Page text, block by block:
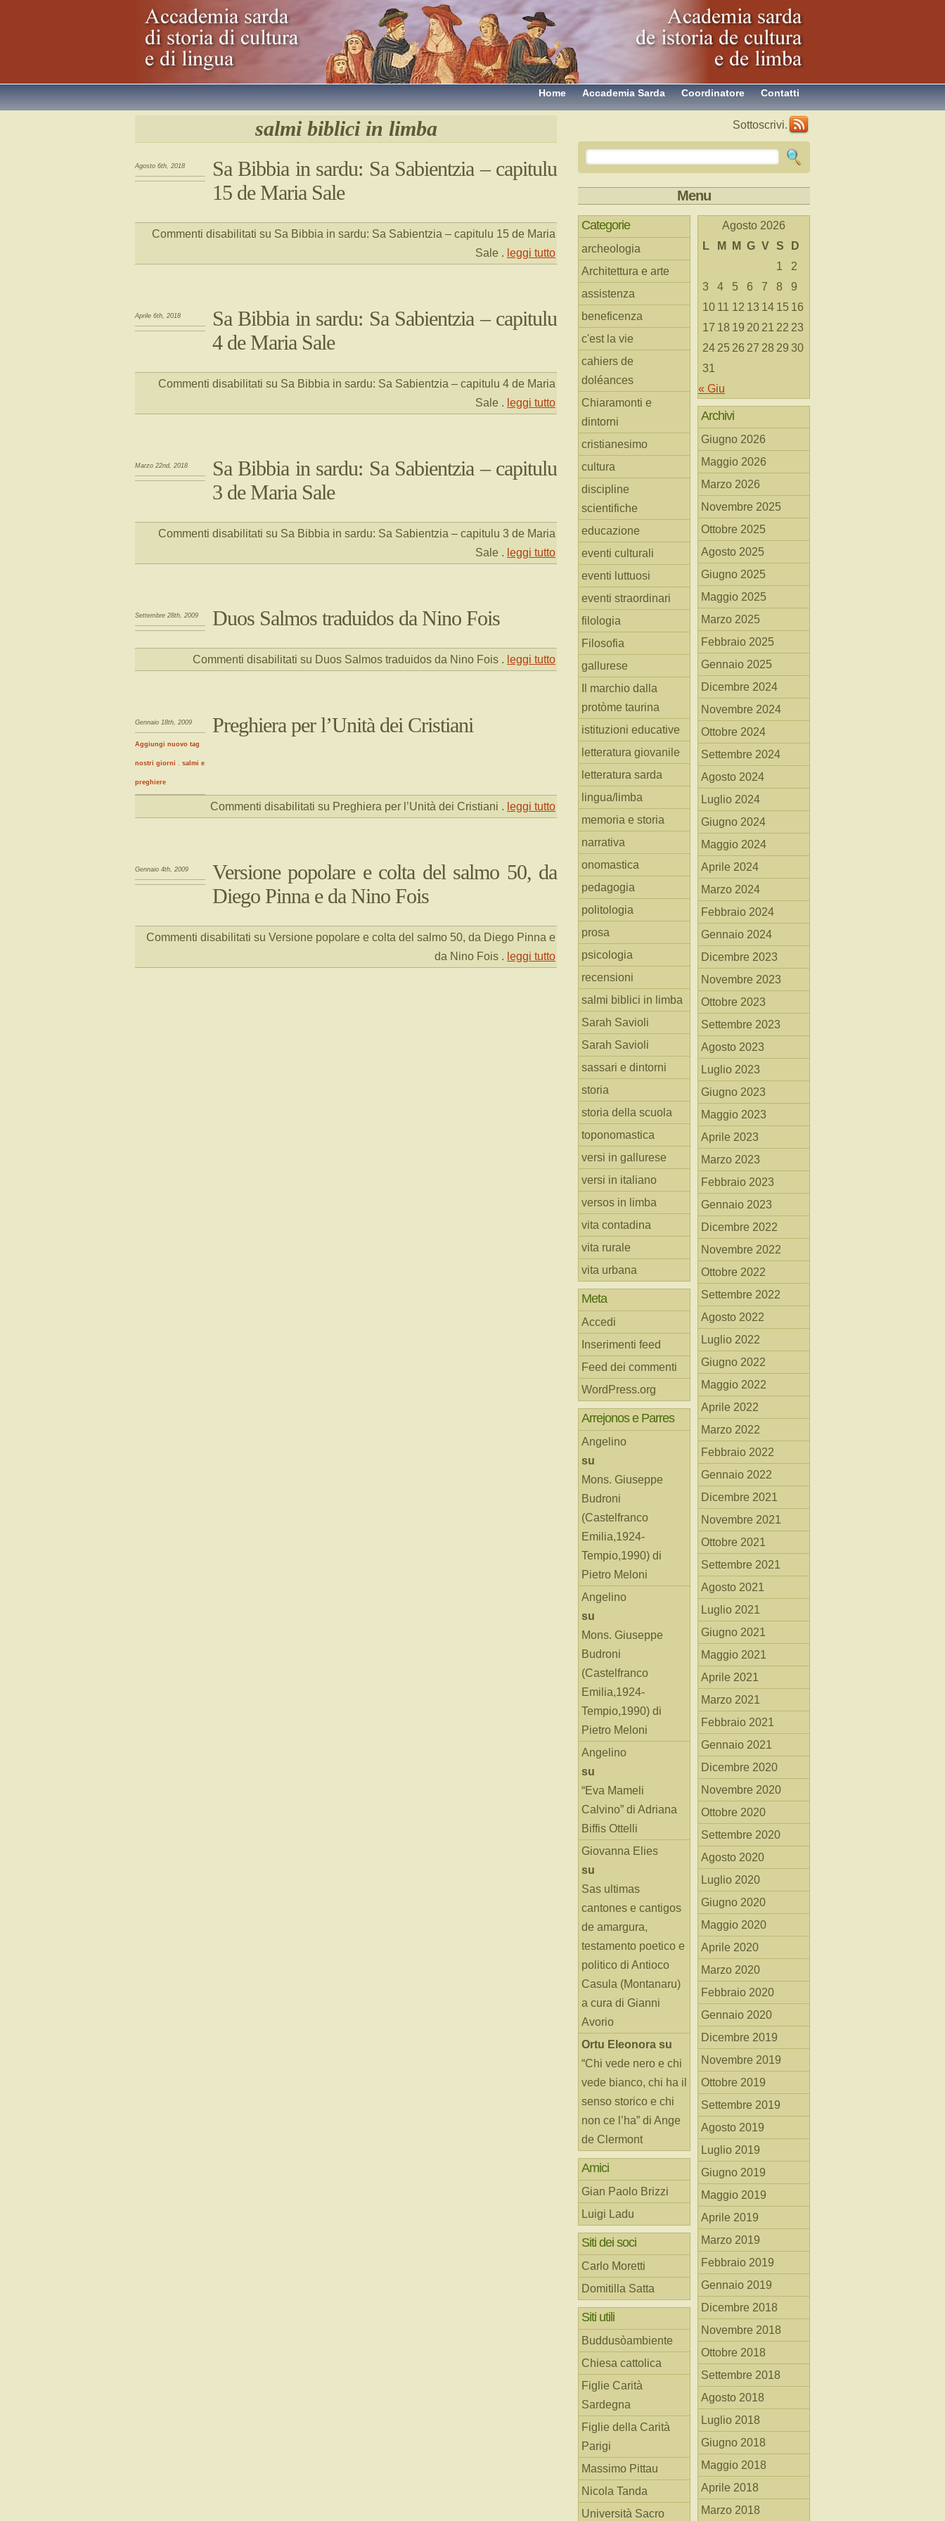
Contatti
Coordinatore
Accademia Sarda
Home
salmi biblici in limba
Agosto 6th, 2018
Sa Bibbia in sardu: Sa Sabientzia – capitulu
15 de Maria Sale
Commenti disabilitati su Sa Bibbia in sardu: Sa Sabientzia – capitulu 15 de Maria
Sale . leggi tutto
Aprile 6th, 2018
Sa Bibbia in sardu: Sa Sabientzia – capitulu
4 de Maria Sale
Commenti disabilitati su Sa Bibbia in sardu: Sa Sabientzia – capitulu 4 de Maria
Sale . leggi tutto
Marzo 22nd, 2018
Sa Bibbia in sardu: Sa Sabientzia – capitulu
3 de Maria Sale
Commenti disabilitati su Sa Bibbia in sardu: Sa Sabientzia – capitulu 3 de Maria
Sale . leggi tutto
Settembre 28th, 2009 Duos Salmos traduidos da Nino Fois
Commenti disabilitati su Duos Salmos traduidos da Nino Fois . leggi tutto
Gennaio 18th, 2009
Aggiungi nuovo tag
nostri giorni . salmi e
preghiere
Preghiera per l’Unità dei Cristiani
Commenti disabilitati su Preghiera per l’Unità dei Cristiani . leggi tutto
Gennaio 4th, 2009
Versione popolare e colta del salmo 50, da
Diego Pinna e da Nino Fois
Commenti disabilitati su Versione popolare e colta del salmo 50, da Diego Pinna e
da Nino Fois . leggi tutto
Sottoscrivi.
Menu
Categorie
archeologia
Architettura e arte
assistenza
beneficenza
c'est la vie
cahiers de
doléances
Chiaramonti e
dintorni
cristianesimo
cultura
discipline
scientifiche
educazione
eventi culturali
eventi luttuosi
eventi straordinari
filologia
Filosofia
gallurese
Il marchio dalla
protòme taurina
istituzioni educative
letteratura giovanile
letteratura sarda
lingua/limba
memoria e storia
narrativa
onomastica
pedagogia
politologia
prosa
psicologia
recensioni
salmi biblici in limba
Sarah Savioli
Sarah Savioli
sassari e dintorni
storia
storia della scuola
toponomastica
versi in gallurese
versi in italiano
versos in limba
vita contadina
vita rurale
vita urbana
Meta
Accedi
Inserimenti feed
Feed dei commenti
WordPress.org
Arrejonos e Parres
Angelino
su
Mons. Giuseppe
Budroni
(Castelfranco
Emilia,1924-
Tempio,1990) di
Pietro Meloni
Angelino
su
Mons. Giuseppe
Budroni
(Castelfranco
Emilia,1924-
Tempio,1990) di
Pietro Meloni
Angelino
su
“Eva Mameli
Calvino” di Adriana
Biffis Ottelli
Giovanna Elies
su
Sas ultimas
cantones e cantigos
de amargura,
testamento poetico e
politico di Antioco
Casula (Montanaru)
a cura di Gianni
Avorio
Ortu Eleonora su
“Chi vede nero e chi
vede bianco, chi ha il
senso storico e chi
non ce l’ha” di Ange
de Clermont
Amici
Gian Paolo Brizzi
Luigi Ladu
Siti dei soci
Carlo Moretti
Domitilla Satta
Siti utili
Buddusòambiente
Chiesa cattolica
Figlie Carità
Sardegna
Figlie della Carità
Parigi
Massimo Pittau
Nicola Tanda
Università Sacro
Agosto 2026
L
M M G V S
D
1
2
3
4 5 6 7 8
9
10 11 12 13 14 15 16
17 18 19 20 21 22 23
24 25 26 27 28 29 30
31
« Giu
Archivi
Giugno 2026
Maggio 2026
Marzo 2026
Novembre 2025
Ottobre 2025
Agosto 2025
Giugno 2025
Maggio 2025
Marzo 2025
Febbraio 2025
Gennaio 2025
Dicembre 2024
Novembre 2024
Ottobre 2024
Settembre 2024
Agosto 2024
Luglio 2024
Giugno 2024
Maggio 2024
Aprile 2024
Marzo 2024
Febbraio 2024
Gennaio 2024
Dicembre 2023
Novembre 2023
Ottobre 2023
Settembre 2023
Agosto 2023
Luglio 2023
Giugno 2023
Maggio 2023
Aprile 2023
Marzo 2023
Febbraio 2023
Gennaio 2023
Dicembre 2022
Novembre 2022
Ottobre 2022
Settembre 2022
Agosto 2022
Luglio 2022
Giugno 2022
Maggio 2022
Aprile 2022
Marzo 2022
Febbraio 2022
Gennaio 2022
Dicembre 2021
Novembre 2021
Ottobre 2021
Settembre 2021
Agosto 2021
Luglio 2021
Giugno 2021
Maggio 2021
Aprile 2021
Marzo 2021
Febbraio 2021
Gennaio 2021
Dicembre 2020
Novembre 2020
Ottobre 2020
Settembre 2020
Agosto 2020
Luglio 2020
Giugno 2020
Maggio 2020
Aprile 2020
Marzo 2020
Febbraio 2020
Gennaio 2020
Dicembre 2019
Novembre 2019
Ottobre 2019
Settembre 2019
Agosto 2019
Luglio 2019
Giugno 2019
Maggio 2019
Aprile 2019
Marzo 2019
Febbraio 2019
Gennaio 2019
Dicembre 2018
Novembre 2018
Ottobre 2018
Settembre 2018
Agosto 2018
Luglio 2018
Giugno 2018
Maggio 2018
Aprile 2018
Marzo 2018